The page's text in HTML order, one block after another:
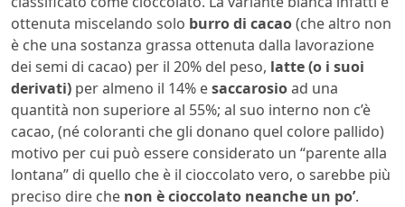
ottenuta miscelando solo burro di cacao(che altro non
è che una sostanza grassa ottenuta dalla lavorazione
dei semi di cacao) per il 20% del peso, latte (o i suoi
derivati) per almeno il 14% esaccarosioad una
quantità non superiore al 55%; al suo interno non c’è
cacao, (né coloranti che gli donano quel colore pallido)
motivo per cui può essere considerato un “parente alla
lontana” di quello che è il cioccolato vero, o sarebbe più
preciso dire che non è cioccolato neanche un po’.